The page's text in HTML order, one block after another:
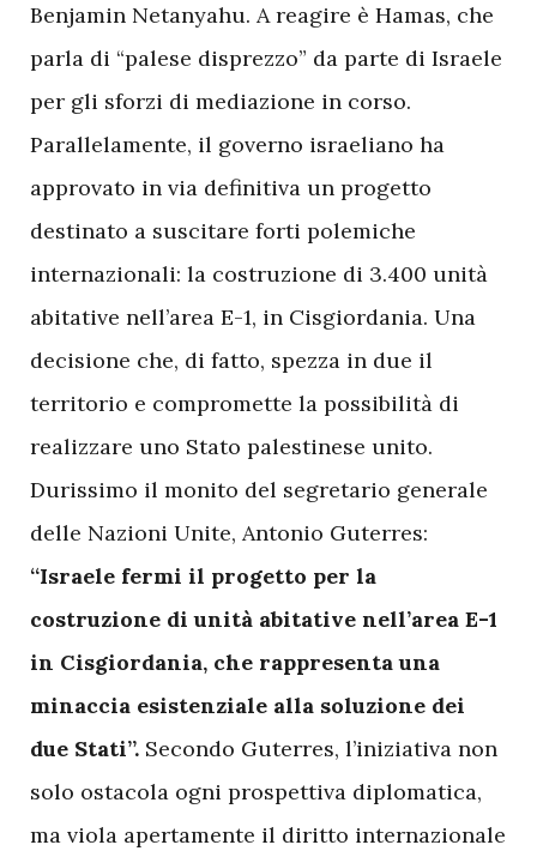
Benjamin Netanyahu. A reagire è Hamas, che
parla di “palese disprezzo” da parte di Israele
per gli sforzi di mediazione in corso.
Parallelamente, il governo israeliano ha
approvato in via definitiva un progetto
destinato a suscitare forti polemiche
internazionali: la costruzione di 3.400 unità
abitative nell’area E-1, in Cisgiordania. Una
decisione che, di fatto, spezza in due il
territorio e compromette la possibilità di
realizzare uno Stato palestinese unito.
Durissimo il monito del segretario generale
delle Nazioni Unite, Antonio Guterres:
“Israele fermi il progetto per la
costruzione di unità abitative nell’area E-1
in Cisgiordania, che rappresenta una
minaccia esistenziale alla soluzione dei
due Stati”. Secondo Guterres, l’iniziativa non
solo ostacola ogni prospettiva diplomatica,
ma viola apertamente il diritto internazionale